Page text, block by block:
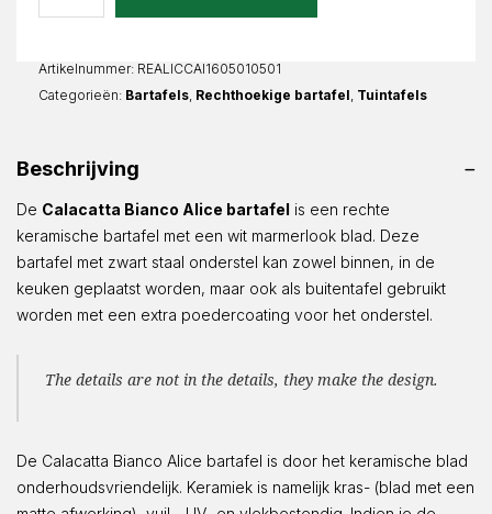
Alice
aantal
Artikelnummer: REALICCAI1605010501
Categorieën: Bartafels Rechthoekige bartafel Tuintafels
Beschrijving
De Calacatta Bianco Alice bartafel is een rechte
keramische bartafel met een wit marmerlook blad. Deze
bartafel met zwart staal onderstel kan zowel binnen, in de
keuken geplaatst worden, maar ook als buitentafel gebruikt
worden met een extra poedercoating voor het onderstel.
The details are not in the details, they make the design.
De Calacatta Bianco Alice bartafel is door het keramische blad
onderhoudsvriendelijk. Keramiek is namelijk kras- (blad met een